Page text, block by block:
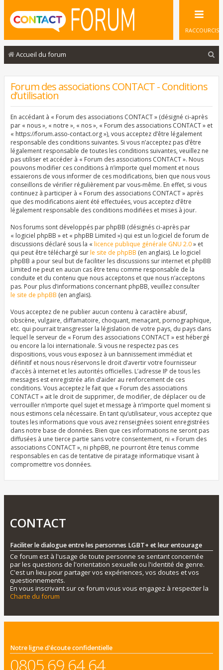
RACCOURCIS
Accueil du forum
Forum des associations CONTACT - Conditions
d’utilisation
En accédant à « Forum des associations CONTACT » (désigné ci-après
par « nous », « notre », « nos », « Forum des associations CONTACT » et
« https://forum.asso-contact.org »), vous acceptez d’être légalement
responsable des conditions suivantes. Si vous n’acceptez pas d’être
légalement responsable de toutes les conditions suivantes, veuillez ne
pas utiliser et accéder à « Forum des associations CONTACT ». Nous
pouvons modifier ces conditions à n’importe quel moment et nous
essaierons de vous informer de ces modifications, bien que nous vous
conseillons de vérifier régulièrement par vous-même. En effet, si vous
continuez à participer à « Forum des associations CONTACT » après
que des modifications aient été effectuées, vous acceptez d’être
légalement responsable des conditions modifiées et mises à jour.
Nos forums sont développés par phpBB (désignés ci-après par
« logiciel phpBB » et « phpBB Limited ») qui est un logiciel de forum de
discussions déclaré sous la « licence publique générale GNU 2.0» et
qui peut être téléchargé surle site de phpBB (en anglais). Le logiciel
phpBB a pour seul but de faciliter les discussions sur internet et phpBB
Limited ne peut en aucun cas être tenu comme responsable de la
conduite et du contenu que nous acceptons et que nous n’acceptons
pas. Pour plus d’informations concernant phpBB, veuillez consulter
le site de phpBB (en anglais).
Vous acceptez de ne publier aucun contenu à caractère abusif,
obscène, vulgaire, diffamatoire, choquant, menaçant, pornographique,
etc. qui pourrait transgresser la législation de votre pays, du pays dans
lequel le serveur de « Forum des associations CONTACT » est hébergé
ou encore la loi internationale. Si vous ne respectez pas ces
dispositions, vous vous exposez à un bannissement immédiat et
définitif et nous nous réservons le droit d’avertir votre fournisseur
d’accès à internet et les autorités officielles. L’adresse IP de tous les
messages est enregistrée afin d’aider au renforcement de ces
conditions. Vous acceptez le fait que « Forum des associations
CONTACT » ait le droit de supprimer, de modifier, de déplacer ou de
verrouiller n’importe quel sujet et message à n’importe quel moment si
nous estimons cela nécessaire. En tant qu’utilisateur, vous acceptez que
toutes les informations que vous avez renseignées soient enregistrées
dans notre base de données. Bien que ces informations ne seront pas
diffusées à une tierce partie sans votre consentement, ni « Forum des
associations CONTACT », ni phpBB, ne pourront être tenus comme
responsables en cas de tentative de piratage informatique visant à
compromettre vos données.
CONTACT
Faciliter le dialogue entre les personnes LGBT+ et leur entourage
Ce forum est à l'usage de toute personne se sentant concernée
par les questions de l'orientation sexuelle ou l'identité de genre.
C'est un lieu pour partager vos expériences, vos doutes et vos
questionnements.
En vous inscrivant sur ce forum vous vous engagez à respecter la
Charte du forum
Notre ligne d'écoute confidentielle
0805 69 64 64